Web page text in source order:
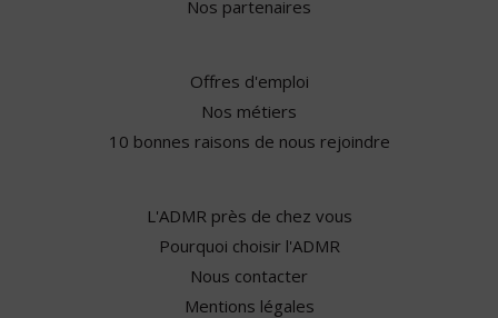
Nos partenaires
Offres d'emploi
Nos métiers
10 bonnes raisons de nous rejoindre
L'ADMR près de chez vous
Pourquoi choisir l'ADMR
Nous contacter
Mentions légales